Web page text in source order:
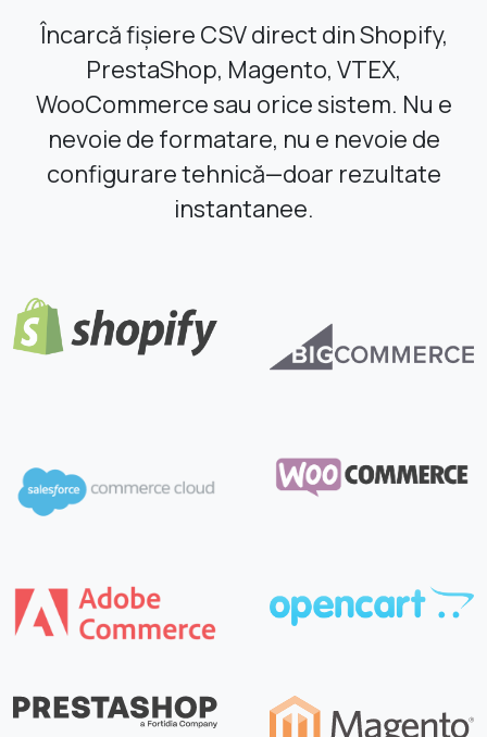
Încarcă fișiere CSV direct din Shopify,
PrestaShop, Magento, VTEX,
WooCommerce sau orice sistem. Nu e
nevoie de formatare, nu e nevoie de
configurare tehnică—doar rezultate
instantanee.